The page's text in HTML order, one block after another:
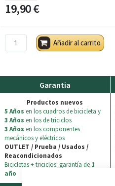
19,90 €
Añadir al carrito
Garantia
Productos nuevos
5 Años en los cuadros de bicicleta y
3 Años en los de triciclos
3 Años en los componentes
mecánicos y eléctricos
OUTLET / Prueba / Usados /
Reacondicionados
Bicicletas + triciclos: garantía de 1
año